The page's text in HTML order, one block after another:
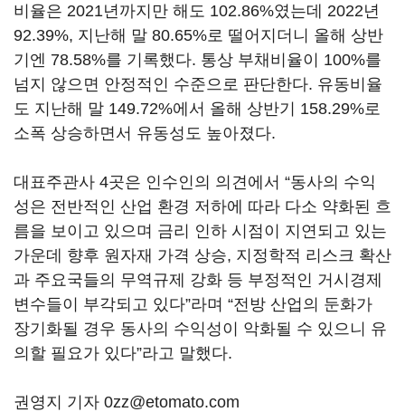
비율은 2021년까지만 해도 102.86%였는데 2022년
92.39%, 지난해 말 80.65%로 떨어지더니 올해 상반
기엔 78.58%를 기록했다. 통상 부채비율이 100%를
넘지 않으면 안정적인 수준으로 판단한다. 유동비율
도 지난해 말 149.72%에서 올해 상반기 158.29%로
소폭 상승하면서 유동성도 높아졌다.
대표주관사 4곳은 인수인의 의견에서 “동사의 수익
성은 전반적인 산업 환경 저하에 따라 다소 약화된 흐
름을 보이고 있으며 금리 인하 시점이 지연되고 있는
가운데 향후 원자재 가격 상승, 지정학적 리스크 확산
과 주요국들의 무역규제 강화 등 부정적인 거시경제
변수들이 부각되고 있다”라며 “전방 산업의 둔화가
장기화될 경우 동사의 수익성이 악화될 수 있으니 유
의할 필요가 있다”라고 말했다.
권영지 기자 0zz@etomato.com